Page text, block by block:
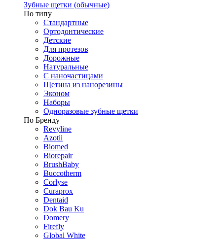
Зубные щетки (обычные)
По типу
Стандартные
Ортодонтические
Детские
Для протезов
Дорожные
Натуральные
С наночастицами
Щетина из нанорезины
Эконом
Наборы
Одноразовые зубные щетки
По Бренду
Revyline
Azotii
Biomed
Biorepair
BrushBaby
Buccotherm
Corlyse
Curaprox
Dentaid
Dok Bau Ku
Domery
Firefly
Global White